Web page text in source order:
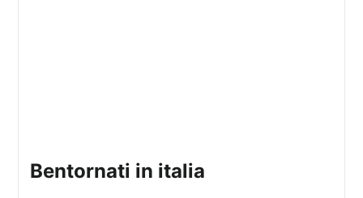
bentornati in italia